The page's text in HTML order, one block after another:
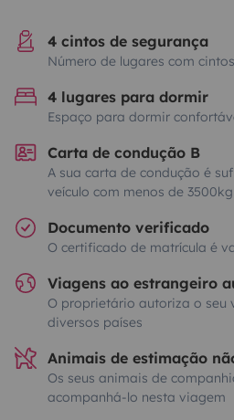
4 cintos de segurança
Número de lugares com
4 lugares para dormir
Espaço para dormir
Carta de condução B
A sua carta de condução é
veículo com menos de 3500kg
Documento verificado
O certificado de matrícula é
Viagens ao estrangeiro
O proprietário autoriza o seu
diversos países
Animais de estimação
Os seus animais de
acompanhá-lo nesta viagem